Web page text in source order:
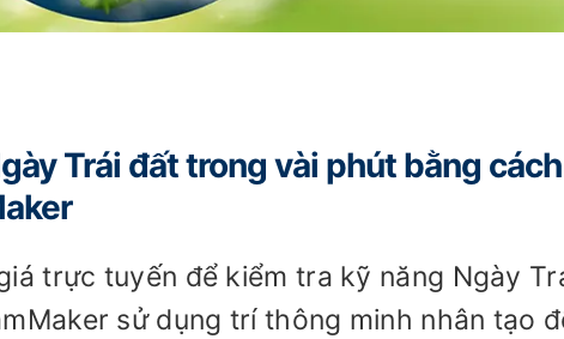
Trái đất trong vài phút bằng
trực tuyến để kiểm tra kỹ năng Ngày
sử dụng trí thông minh nhân tạo